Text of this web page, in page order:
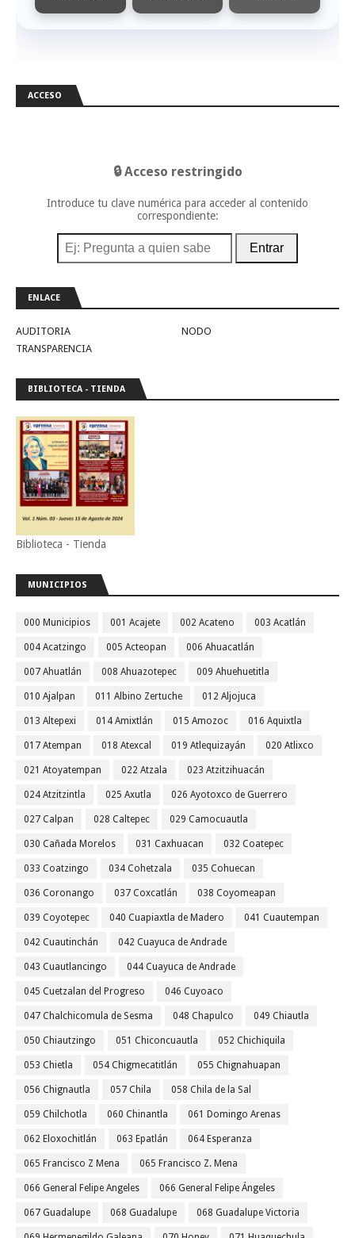
ACCESO
🔒 Acceso restringido
Introduce tu clave numérica para acceder al contenido
correspondiente:
Entrar
ENLACE
AUDITORIA
NODO
TRANSPARENCIA
BIBLIOTECA - TIENDA
Biblioteca - Tienda
MUNICIPIOS
000 Municipios 001 Acajete 002 Acateno 003 Acatlán
004 Acatzingo 005 Acteopan 006 Ahuacatlán
007 Ahuatlán 008 Ahuazotepec 009 Ahuehuetitla
010 Ajalpan 011 Albino Zertuche 012 Aljojuca
013 Altepexi 014 Amixtlán 015 Amozoc 016 Aquixtla
017 Atempan 018 Atexcal 019 Atlequizayán 020 Atlixco
021 Atoyatempan 022 Atzala 023 Atzitzihuacán
024 Atzitzintla 025 Axutla 026 Ayotoxco de Guerrero
027 Calpan 028 Caltepec 029 Camocuautla
030 Cañada Morelos 031 Caxhuacan 032 Coatepec
033 Coatzingo 034 Cohetzala 035 Cohuecan
036 Coronango 037 Coxcatlán 038 Coyomeapan
039 Coyotepec 040 Cuapiaxtla de Madero 041 Cuautempan
042 Cuautinchán 042 Cuayuca de Andrade
043 Cuautlancingo 044 Cuayuca de Andrade
045 Cuetzalan del Progreso 046 Cuyoaco
047 Chalchicomula de Sesma 048 Chapulco 049 Chiautla
050 Chiautzingo 051 Chiconcuautla 052 Chichiquila
053 Chietla 054 Chigmecatitlán 055 Chignahuapan
056 Chignautla 057 Chila 058 Chila de la Sal
059 Chilchotla 060 Chinantla 061 Domingo Arenas
062 Eloxochitlán 063 Epatlán 064 Esperanza
065 Francisco Z Mena 065 Francisco Z. Mena
066 General Felipe Angeles 066 General Felipe Ángeles
067 Guadalupe 068 Guadalupe 068 Guadalupe Victoria